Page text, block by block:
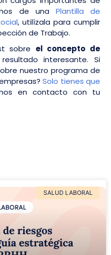
de una Plantilla de
, utilízala para cumplir
de Trabajo.
sobre el concepto de
interesante. Si
nuestro programa de
Solo tienes que
en contacto con tu
SALUD LABORAL